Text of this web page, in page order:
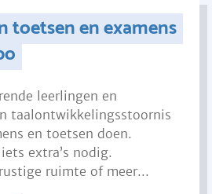
toetsen en examens
leerlingen en
taalontwikkelingsstoornis
en toetsen doen.
extra’s nodig.
ruimte of meer...